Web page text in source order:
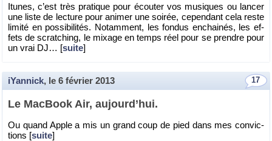
Itunes, c’est très pra­tique pour écou­ter vos mu­siques ou lan­cer
une liste de lec­ture pour ani­mer une soi­rée, ce­pen­dant cela reste
li­mité en pos­si­bi­li­tés. No­tam­ment, les fon­dus en­chai­nés, les ef­
fets de scrat­ching, le mixage en temps réel pour se prendre pour
un vrai DJ… [suite]
17
iYannick, le 6 février 2013
Le Mac­Book Air, au­jour­d’hui.
Ou quand Apple a mis un grand coup de pied dans mes convic­
tions [suite]